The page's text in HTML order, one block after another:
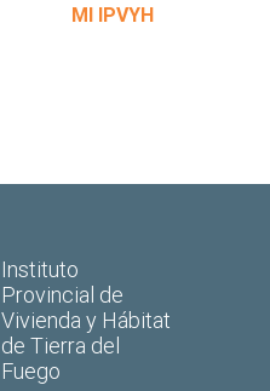
MI IPVYH
Instituto
Provincial de
Vivienda y Hábitat
de Tierra del
Fuego